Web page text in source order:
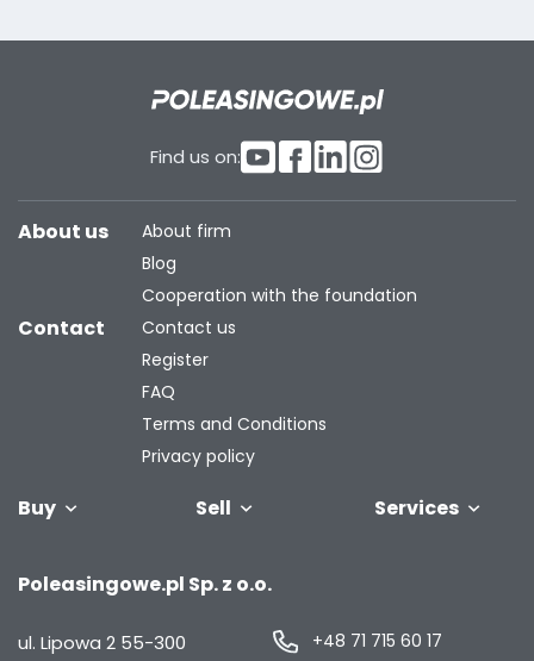
Find us on:
Buy Sell
your fleet
Services
About us
About firm
Blog
Cooperation with the foundation
Contact
Contact us
Register
FAQ
Terms and Conditions
Privacy policy
Poleasingowe.pl Sp. z o.o.
ul. Lipowa 2 55-300
+48 71 715 60 17